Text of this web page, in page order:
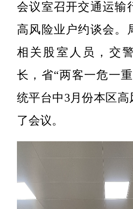
会议室召开交通运输
高风险业户约谈会。
相关股室人员，交
长，省“两客一危一
统平台中3月份本区高
了会议。